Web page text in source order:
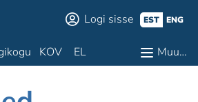
Logi sisse EST ENG
KOV EL Muu…